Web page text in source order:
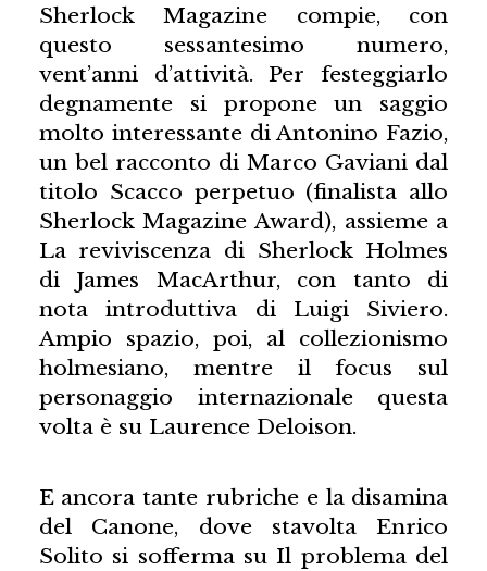
Sherlock Magazine compie, con
questo sessantesimo numero,
vent’anni d’attività. Per festeggiarlo
degnamente si propone un saggio
molto interessante di Antonino Fazio,
un bel racconto di Marco Gaviani dal
titolo Scacco perpetuo (finalista allo
Sherlock Magazine Award), assieme a
La reviviscenza di Sherlock Holmes
di James MacArthur, con tanto di
nota introduttiva di Luigi Siviero.
Ampio spazio, poi, al collezionismo
holmesiano, mentre il focus sul
personaggio internazionale questa
volta è su Laurence Deloison.
E ancora tante rubriche e la disamina
del Canone, dove stavolta Enrico
Solito si sofferma su Il problema del